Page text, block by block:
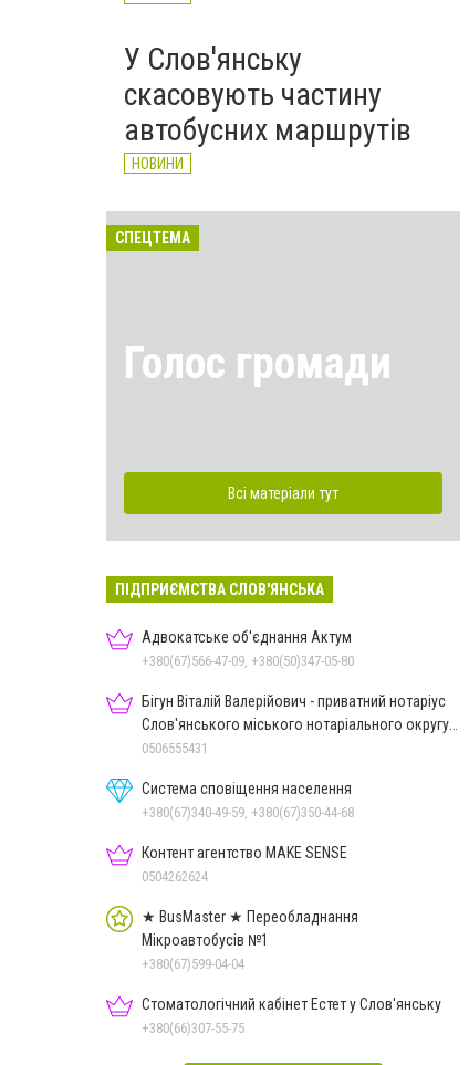
У Слов'янську
скасовують частину
автобусних маршрутів
НОВИНИ
СПЕЦТЕМА
Голос громади
Всі матеріали тут
ПІДПРИЄМСТВА СЛОВ'ЯНСЬКА
Адвокатське об'єднання Актум
+380(67)566-47-09, +380(50)347-05-80
Бігун Віталій Валерійович - приватний нотаріус
Слов'янського міського нотаріального округу
Дон.обл.
0506555431
Система сповіщення населення
+380(67)340-49-59, +380(67)350-44-68
Контент агентство MAKE SENSE
0504262624
★ BusMaster ★ Переобладнання
Мікроавтобусів №1
+380(67)599-04-04
Стоматологічний кабінет Естет у Слов'янську
+380(66)307-55-75